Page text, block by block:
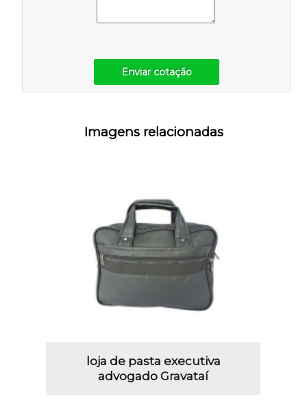
Enviar cotação
Imagens relacionadas
loja de pasta executiva
advogado Gravataí